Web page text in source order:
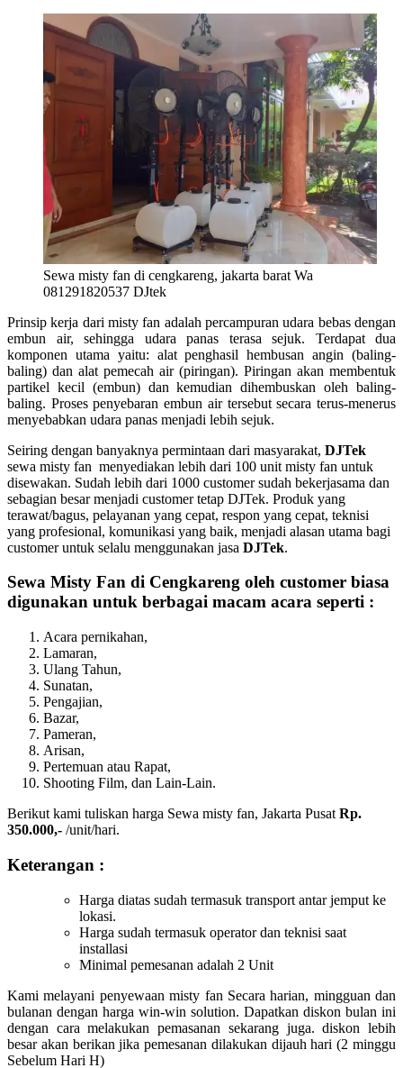
Sewa misty fan di cengkareng, jakarta barat Wa
081291820537 DJtek
Prinsip kerja dari misty fan adalah percampuran udara bebas dengan
embun air, sehingga udara panas terasa sejuk. Terdapat dua
komponen utama yaitu: alat penghasil hembusan angin (baling-
baling) dan alat pemecah air (piringan). Piringan akan membentuk
partikel kecil (embun) dan kemudian dihembuskan oleh baling-
baling. Proses penyebaran embun air tersebut secara terus-menerus
menyebabkan udara panas menjadi lebih sejuk.
Seiring dengan banyaknya permintaan dari masyarakat, DJTek
sewa misty fan menyediakan lebih dari 100 unit misty fan untuk
disewakan. Sudah lebih dari 1000 customer sudah bekerjasama dan
sebagian besar menjadi customer tetap DJTek. Produk yang
terawat/bagus, pelayanan yang cepat, respon yang cepat, teknisi
yang profesional, komunikasi yang baik, menjadi alasan utama bagi
customer untuk selalu menggunakan jasa DJTek.
Sewa Misty Fan di Cengkareng oleh customer biasa
digunakan untuk berbagai macam acara seperti :
Acara pernikahan,
Lamaran,
Ulang Tahun,
Sunatan,
Pengajian,
Bazar,
Pameran,
Arisan,
Pertemuan atau Rapat,
Shooting Film, dan Lain-Lain.
Berikut kami tuliskan harga Sewa misty fan, Jakarta Pusat Rp.
350.000,- /unit/hari.
Keterangan :
Harga diatas sudah termasuk transport antar jemput ke
lokasi.
Harga sudah termasuk operator dan teknisi saat
installasi
Minimal pemesanan adalah 2 Unit
Kami melayani penyewaan misty fan Secara harian, mingguan dan
bulanan dengan harga win-win solution. Dapatkan diskon bulan ini
dengan cara melakukan pemasanan sekarang juga. diskon lebih
besar akan berikan jika pemesanan dilakukan dijauh hari (2 minggu
Sebelum Hari H)